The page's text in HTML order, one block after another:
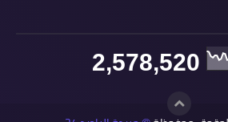
2,578,520